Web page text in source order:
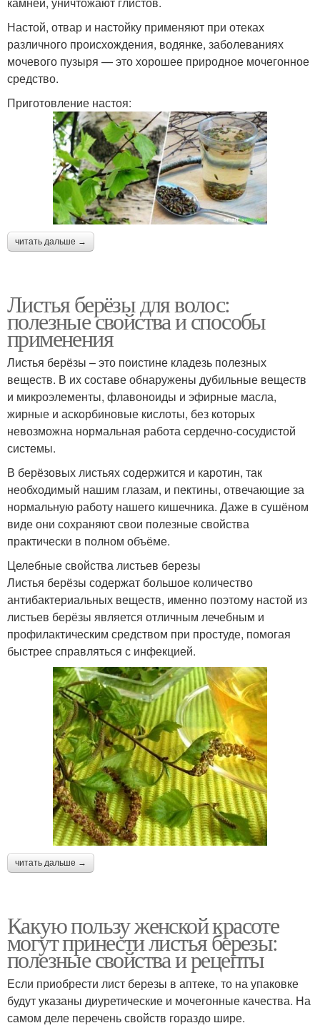
Настой, отвар и настойку применяют при отеках
различного происхождения, водянке, заболеваниях
мочевого пузыря — это хорошее природное мочегонное
средство.
Приготовление настоя:
читать дальше →
Листья берёзы для волос:
полезные свойства и способы
применения
Листья берёзы – это поистине кладезь полезных
веществ. В их составе обнаружены дубильные веществ
и микроэлементы, флавоноиды и эфирные масла,
жирные и аскорбиновые кислоты, без которых
невозможна нормальная работа сердечно-сосудистой
системы.
В берёзовых листьях содержится и каротин, так
необходимый нашим глазам, и пектины, отвечающие за
нормальную работу нашего кишечника. Даже в сушёном
виде они сохраняют свои полезные свойства
практически в полном объёме.
Целебные свойства листьев березы
Листья берёзы содержат большое количество
антибактериальных веществ, именно поэтому настой из
листьев берёзы является отличным лечебным и
профилактическим средством при простуде, помогая
быстрее справляться с инфекцией.
читать дальше →
Какую пользу женской красоте
могут принести листья березы:
полезные свойства и рецепты
Если приобрести лист березы в аптеке, то на упаковке
будут указаны диуретические и мочегонные качества. На
самом деле перечень свойств гораздо шире.